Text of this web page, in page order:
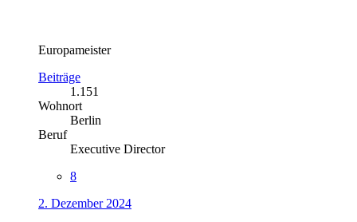
Europameister
Beiträge
1.151
Wohnort
Berlin
Beruf
Executive Director
8
2. Dezember 2024